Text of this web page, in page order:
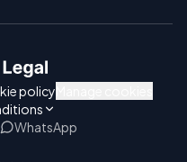
policy
WhatsApp